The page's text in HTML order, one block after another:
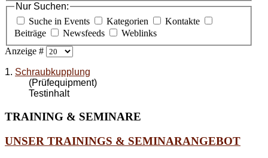
Nur Suchen:
Suche in Events
Kategorien
Kontakte
Beiträge
Newsfeeds
Weblinks
Anzeige #
1. Schraubkupplung
(Prüfequipment)
Testinhalt
TRAINING & SEMINARE
UNSER TRAININGS & SEMINARANGEBOT